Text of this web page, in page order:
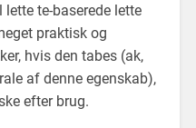
te-baserede lette
praktisk og
hvis den tabes (ak,
af denne egenskab),
efter brug.